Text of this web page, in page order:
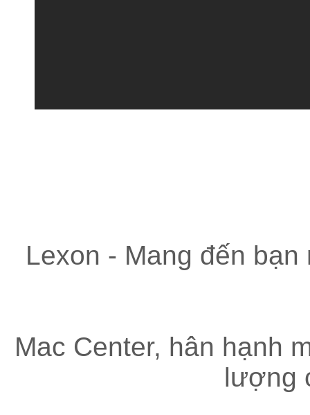
Lexon - Mang đến
Mac Center, hân hạnh
lượng